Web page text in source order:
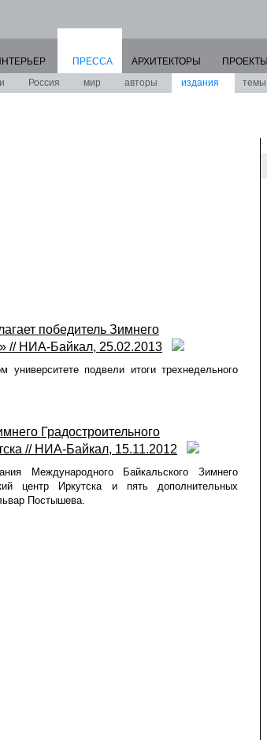
ПРЕССА
Россия мир авторы издания темы
АРХИТЕКТОРЫ ПРОЕКТЫ
победитель Зимнего
// НИА-Байкал, 25.02.2013
подвели итоги трехнедельного
Градостроительного
// НИА-Байкал, 15.11.2012
Международного Байкальского Зимнего
центр Иркутска и пять дополнительных
Постышева.